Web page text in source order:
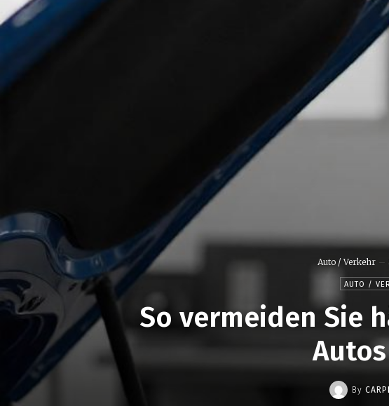
Auto / Verkehr
AUTO /
So vermeiden Sie
By